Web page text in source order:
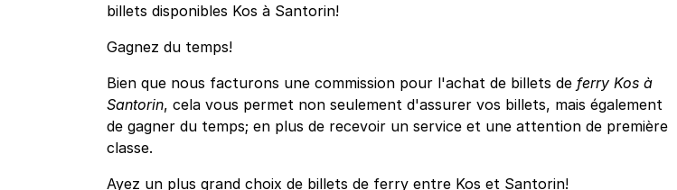
billets disponibles Kos à Santorin!
Gagnez du temps!
Bien que nous facturons une commission pour l'achat de billets de ferry Kos à
Santorin, cela vous permet non seulement d'assurer vos billets, mais également
de gagner du temps; en plus de recevoir un service et une attention de première
classe.
Ayez un plus grand choix de billets de ferry entre Kos et Santorin!